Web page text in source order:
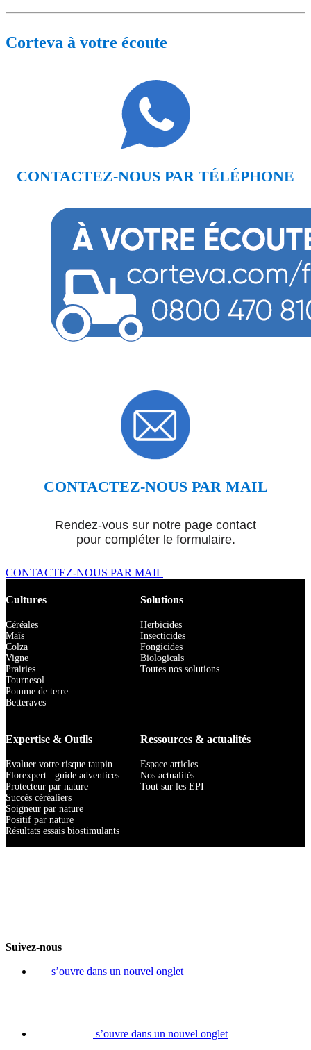
Corteva à votre écoute
CONTACTEZ-NOUS PAR TÉLÉPHONE
CONTACTEZ-NOUS PAR MAIL
Rendez-vous sur notre page contact
pour compléter le formulaire.
CONTACTEZ-NOUS PAR MAIL
Cultures
Céréales
Maïs
Colza
Vigne
Prairies
Tournesol
Pomme de terre
Betteraves
Solutions
Herbicides
Insecticides
Fongicides
Biologicals
Toutes nos solutions
Expertise & Outils
Evaluer votre risque taupin
Florexpert : guide adventices
Protecteur par nature
Succès céréaliers
Soigneur par nature
Positif par nature
Résultats essais biostimulants
Ressources & actualités
Espace articles
Nos actualités
Tout sur les EPI
Suivez-nous
s’ouvre dans un nouvel onglet
s’ouvre dans un nouvel onglet